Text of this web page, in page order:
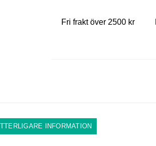
Fri frakt över 2500 kr
INFORMATION